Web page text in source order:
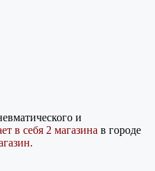
и
в себя 2 магазина в городе